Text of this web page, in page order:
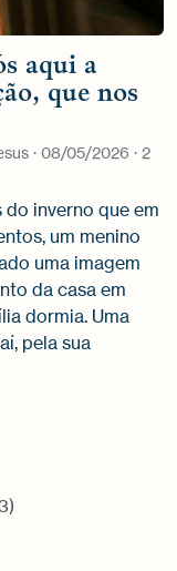
aqui a
que nos
· 08/05/2026 · 2
do inverno que em
um menino
uma imagem
da casa em
dormia. Uma
pela sua